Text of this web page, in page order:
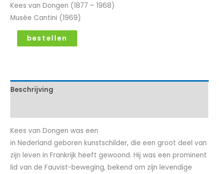
Kees van Dongen (1877 – 1968)
Musée Cantini (1969)
bestellen
Beschrijving
Kees van Dongen was een
in Nederland geboren kunstschilder, die een groot deel van
zijn leven in Frankrijk heeft gewoond. Hij was een prominent
lid van de Fauvist-beweging, bekend om zijn levendige